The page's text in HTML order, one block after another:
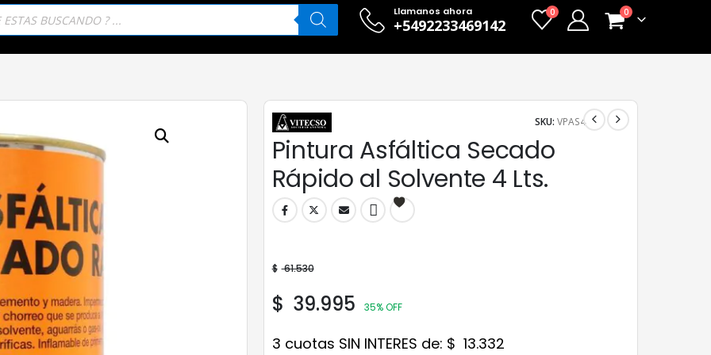
Llamanos ahora
+5492233469142
0 0
Pintura Asfáltica Secado
Rápido al Solvente 4 Lts.
SKU: VPAS4
$ 61.530
$ 39.995 35% OFF
3 cuotas SIN INTERES de: $ 13.332